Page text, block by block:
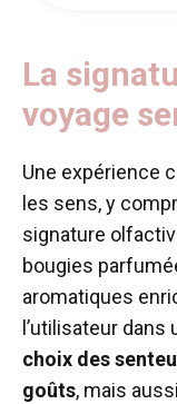
La
voyage
Une expérience
les sens, y
signature
bougies
aromatiques
l’utilisateur
choix des
goûts, mais